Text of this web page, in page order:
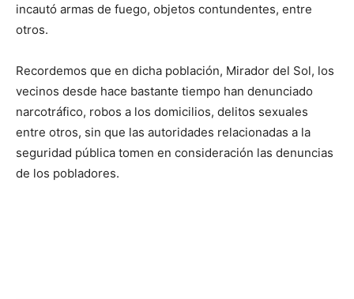
incautó armas de fuego, objetos contundentes, entre
otros.
Recordemos que en dicha población, Mirador del Sol, los
vecinos desde hace bastante tiempo han denunciado
narcotráfico, robos a los domicilios, delitos sexuales
entre otros, sin que las autoridades relacionadas a la
seguridad pública tomen en consideración las denuncias
de los pobladores.